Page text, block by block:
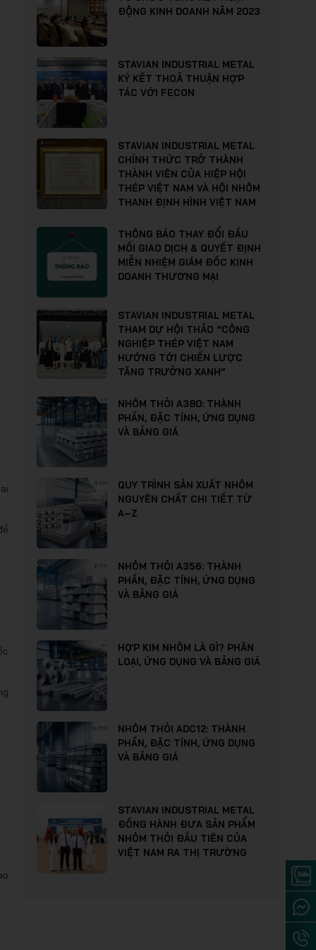
ĐỘNG KINH DOANH NĂM 2023
STAVIAN INDUSTRIAL METAL
KÝ KẾT THOẢ THUẬN HỢP
TÁC VỚI FECON
STAVIAN INDUSTRIAL METAL
CHÍNH THỨC TRỞ THÀNH
THÀNH VIÊN CỦA HIỆP HỘI
THÉP VIỆT NAM VÀ HỘI NHÔM
THANH ĐỊNH HÌNH VIỆT NAM
THÔNG BÁO THAY ĐỔI ĐẦU
MỐI GIAO DỊCH & QUYẾT ĐỊNH
MIỄN NHIỆM GIÁM ĐỐC KINH
DOANH THƯƠNG MẠI
STAVIAN INDUSTRIAL METAL
THAM DỰ HỘI THẢO “CÔNG
NGHIỆP THÉP VIỆT NAM
HƯỚNG TỚI CHIẾN LƯỢC
TĂNG TRƯỞNG XANH”
NHÔM THỎI A380: THÀNH
PHẦN, ĐẶC TÍNH, ỨNG DỤNG
VÀ BẢNG GIÁ
QUY TRÌNH SẢN XUẤT NHÔM
NGUYÊN CHẤT CHI TIẾT TỪ
A–Z
NHÔM THỎI A356: THÀNH
PHẦN, ĐẶC TÍNH, ỨNG DỤNG
VÀ BẢNG GIÁ
HỢP KIM NHÔM LÀ GÌ? PHÂN
LOẠI, ỨNG DỤNG VÀ BẢNG GIÁ
NHÔM THỎI ADC12: THÀNH
PHẦN, ĐẶC TÍNH, ỨNG DỤNG
VÀ BẢNG GIÁ
STAVIAN INDUSTRIAL METAL
ĐỒNG HÀNH ĐƯA SẢN PHẨM
NHÔM THỎI ĐẦU TIÊN CỦA
VIỆT NAM RA THỊ TRƯỜNG